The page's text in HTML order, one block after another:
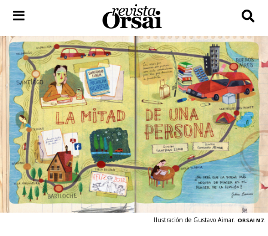
Ilustración de Gustavo Aimar. ORSAI N7.